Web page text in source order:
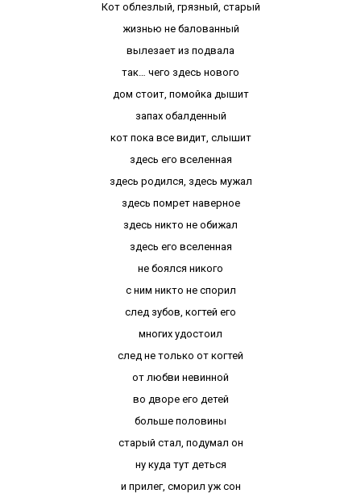
Кот облезлый, грязный, старый
жизнью не балованный
вылезает из подвала
так… чего здесь нового
дом стоит, помойка дышит
запах обалденный
кот пока все видит, слышит
здесь его вселенная
здесь родился, здесь мужал
здесь помрет наверное
здесь никто не обижал
здесь его вселенная
не боялся никого
с ним никто не спорил
след зубов, когтей его
многих удостоил
след не только от когтей
от любви невинной
во дворе его детей
больше половины
старый стал, подумал он
ну куда тут деться
и прилег, сморил уж сон